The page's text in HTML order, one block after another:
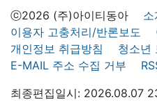
ⓒ2026 (주)아이티동아 소
이용자 고충처리/반론보도
개인정보 취급방침
청소년
E-MAIL 주소 수집 거부
최종편집일시: 2026.08.07